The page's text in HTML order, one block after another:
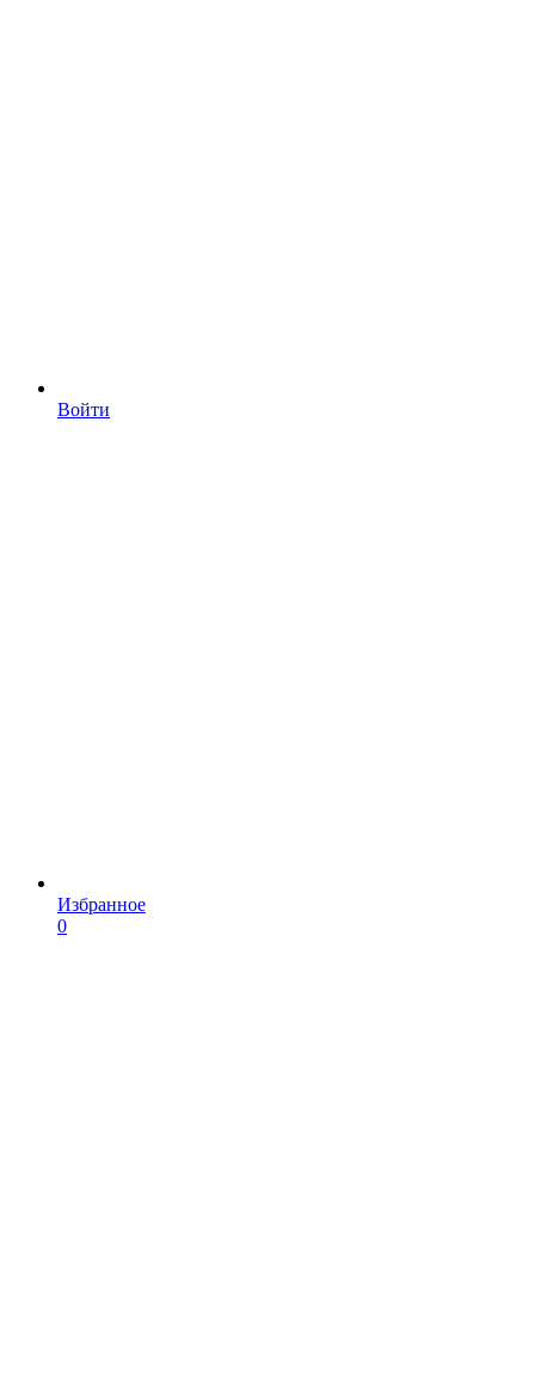
Войти
Избранное
0